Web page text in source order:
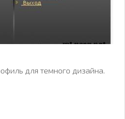
для темного дизайна.